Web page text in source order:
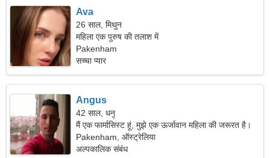
Ava
26 साल, मिथुन
महिला एक पुरुष की तलाश में
Pakenham
सच्चा प्यार
Angus
42 साल, धनु
मैं एक फार्मासिस्ट हूं, मुझे एक ऊर्जावान महिला की जरूरत है।
Pakenham, ऑस्ट्रेलिया
अल्पकालिक संबंध